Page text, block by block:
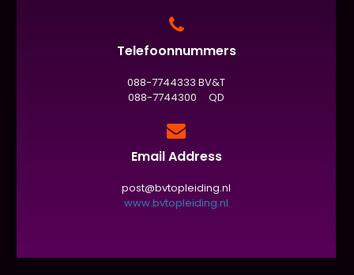
Telefoonnummers
088-7744333 BV&T
088-7744300 QD
Email Address
post@bvtopleiding.nl
www.bvtopleiding.nl